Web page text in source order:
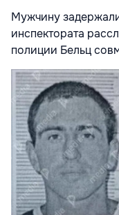
Мужчину
инспектората
полиции Бельц